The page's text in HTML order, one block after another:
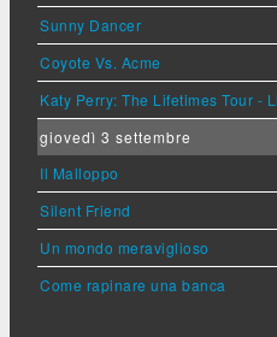
Sunny Dancer
Coyote Vs. Acme
Katy Perry: The Lifetimes Tour -
giovedì 3 settembre
Il Malloppo
Silent Friend
Un mondo meraviglioso
Come rapinare una banca